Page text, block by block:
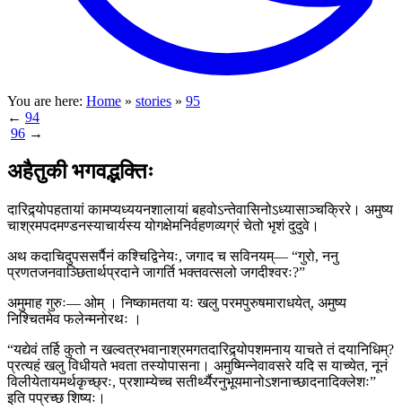
You are here: Home » stories » 95
← 94
96 →
अहैतुकी भगवद्भक्तिः
दारिद्र्योपहतायां कामप्यध्ययनशालायां बहवोऽन्तेवासिनोऽध्यासाञ्चक्रिरे। अमुष्य
चाश्रमपदमण्डनस्याचार्यस्य योगक्षेमनिर्वहणव्यग्रं चेतो भृशं दुदुवे।
अथ कदाचिदुपससर्पैनं कश्चिद्विनेयः, जगाद च सविनयम्— “गुरो, ननु
प्रणतजनवाञ्छितार्थप्रदाने जागर्ति भक्तवत्सलो जगदीश्वरः?”
अमुमाह गुरुः— ओम् । निष्कामतया यः खलु परमपुरुषमाराधयेत्, अमुष्य
निश्चितमेव फलेन्मनोरथः ।
“यद्येवं तर्हि कुतो न खल्वत्रभवानाश्रमगतदारिद्र्योपशमनाय याचते तं दयानिधिम्?
प्रत्यहं खलु विधीयते भवता तस्योपासना। अमुष्मिन्नेवावसरे यदि स याच्येत, नूनं
विलीयेतायमर्थकृच्छ्रः, प्रशाम्येच्च सतीर्थ्यैरनुभूयमानोऽशनाच्छादनादिक्लेशः”
इति पप्रच्छ शिष्यः।